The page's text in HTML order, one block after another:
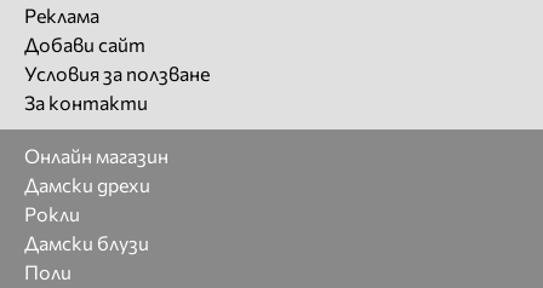
Реклама
Добави сайт
Условия за ползване
За контакти
Онлайн магазин
Дамски дрехи
Рокли
Дамски блузи
Поли